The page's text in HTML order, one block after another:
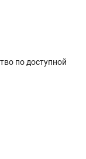
по доступной